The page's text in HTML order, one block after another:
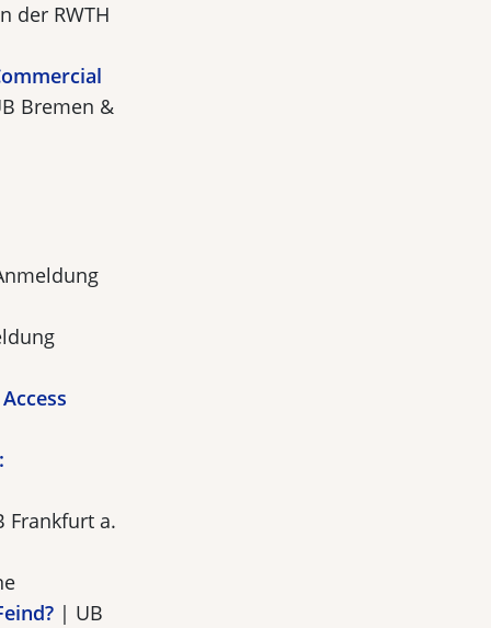
der RWTH
Bremen &
a.
| UB